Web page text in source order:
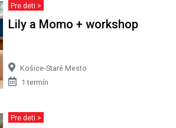
Pre deti >
Lily a Momo + workshop
Košice-Staré Mesto
1 termín
Pre deti >